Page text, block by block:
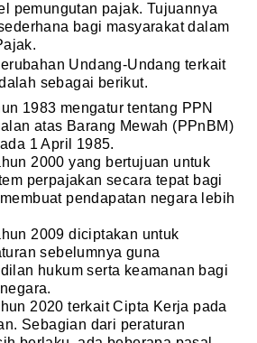
pemungutan pajak. Tujuannya
bagi masyarakat dalam
Undang-Undang terkait
sebagai berikut.
1983 mengatur tentang PPN
atas Barang Mewah (PPnBM)
1 April 1985.
2000 yang bertujuan untuk
perpajakan secara tepat bagi
pendapatan negara lebih
2009 diciptakan untuk
sebelumnya guna
hukum serta keamanan bagi
2020 terkait Cipta Kerja pada
Sebagian dari peraturan